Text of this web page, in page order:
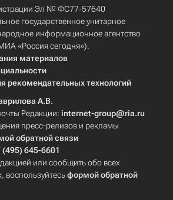
Эл № ФС77-57640
государственное унитарное
информационное агентство
«Россия сегодня»).
материалов
рекомендательных технологий
А.В.
Редакции: internet-group@ria.ru
пресс-релизов и рекламы
обратной связи
(495) 645-6601
или сообщить обо всех
воспользуйтесьформой обратной